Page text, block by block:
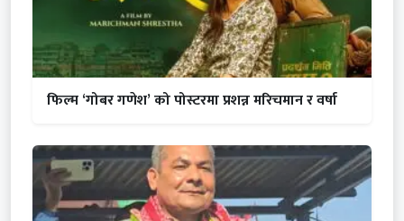
फिल्म ‘गोबर गणेश’ को पोस्टरमा प्रशन्न मरिचमान र वर्षा